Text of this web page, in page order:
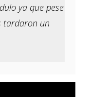
ya que pese
tardaron un